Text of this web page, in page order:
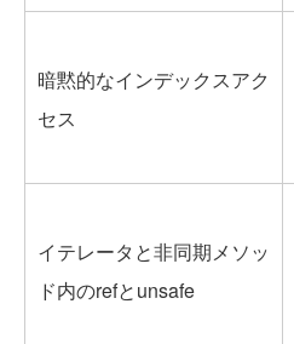
暗黙的なインデックスアク
セス
イテレータと非同期メソッ
ド内のrefとunsafe